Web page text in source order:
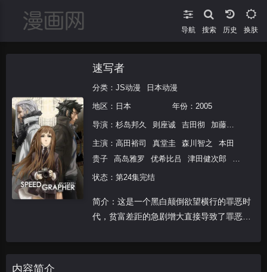
导航 搜索 换肤
速写者
分类： JS动漫 日本动漫
地区： 日本 年份： 2005
导演： 杉岛邦久 则座诚 吉田彻 加藤显
主演： 高田裕司 真堂圭 森川智之
本田
贵子
高岛雅罗 优希比吕 津田健次郎
江
川央生
石井康嗣
小山武近田和生
武虎 山岸功
柳泽荣
治
鸟海胜美 菅原淳一 宇垣秀成
川津泰
也
菅沼久义 水内清光 德弘夏生
状态：第24集完结
简介：这是一个黑白颠倒欲望横行的罪恶时
代，贫富差距的急剧增大直接导致了罪恶和
内容简介